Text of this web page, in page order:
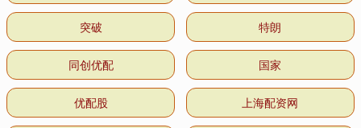
突破 特朗
同创优配 国家
优配股 上海配资网